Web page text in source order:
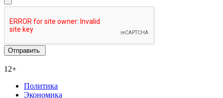
12+
Политика
Экономика